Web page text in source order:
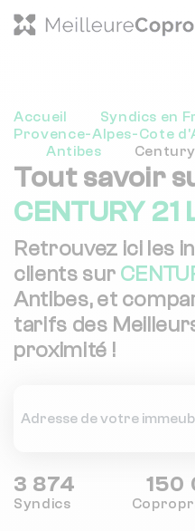
Accueil
Syndics en
Provence-Alpes-Cote
Antibes
Tout savoir
CENTURY 21
Retrouvez ici les
clients sur
Antibes, et
tarifs des
proximité !
3 874
Syndics
150